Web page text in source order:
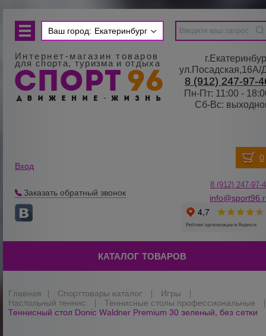
Ваш город: Екатеринбург
Интернет-магазин товаров
для спорта, туризма и отдыха
8 (912) 247-97-
Пн-Пт: 11:00 -
Сб-Вс:
Вход
Заказать обратный звонок
8 (912) 247-97-
КАТАЛОГ ТОВАРОВ
Главная Спорттовары каталог Игры
Настольный теннис
Теннисные столы профессиональные
Теннисный стол Donic Waldner Premium 30 зеленый, без сетки